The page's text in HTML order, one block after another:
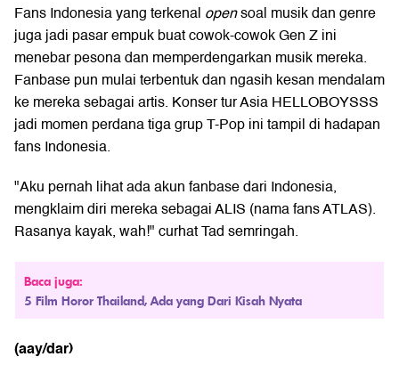
Fans Indonesia yang terkenal opensoal musik dan genre
juga jadi pasar empuk buat cowok-cowok Gen Z ini
menebar pesona dan memperdengarkan musik mereka.
Fanbase pun mulai terbentuk dan ngasih kesan mendalam
ke mereka sebagai artis. Konser tur Asia HELLOBOYSSS
jadi momen perdana tiga grup T-Pop ini tampil di hadapan
fans Indonesia.
"Aku pernah lihat ada akun fanbase dari Indonesia,
mengklaim diri mereka sebagai ALIS (nama fans ATLAS).
Rasanya kayak, wah!" curhat Tad semringah.
Baca juga:
5 Film Horor Thailand, Ada yang Dari Kisah Nyata
(aay/dar)